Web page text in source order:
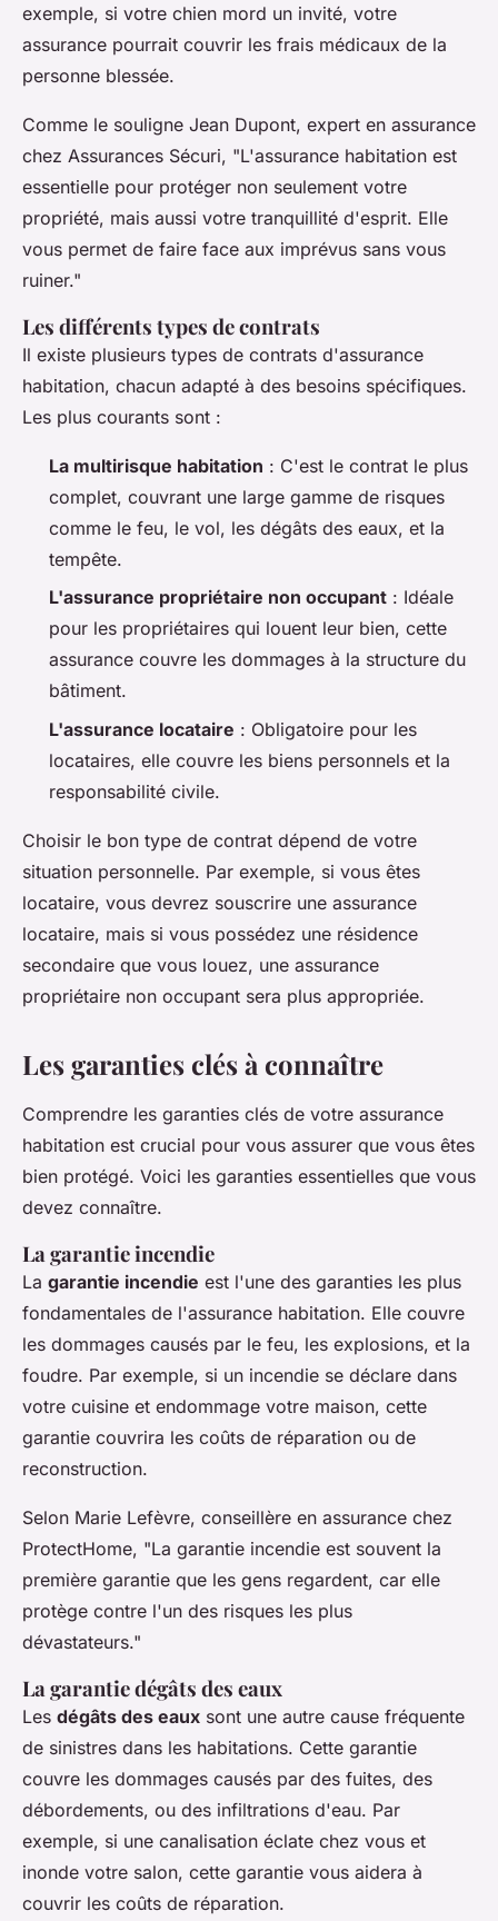
exemple, si votre chien mord un invité, votre
assurance pourrait couvrir les frais médicaux de la
personne blessée.
Comme le souligne Jean Dupont, expert en assurance
chez Assurances Sécuri, "L'assurance habitation est
essentielle pour protéger non seulement votre
propriété, mais aussi votre tranquillité d'esprit. Elle
vous permet de faire face aux imprévus sans vous
ruiner."
Les différents types de contrats
Il existe plusieurs types de contrats d'assurance
habitation, chacun adapté à des besoins spécifiques.
Les plus courants sont :
La multirisque habitation : C'est le contrat le plus
complet, couvrant une large gamme de risques
comme le feu, le vol, les dégâts des eaux, et la
tempête.
L'assurance propriétaire non occupant : Idéale
pour les propriétaires qui louent leur bien, cette
assurance couvre les dommages à la structure du
bâtiment.
L'assurance locataire : Obligatoire pour les
locataires, elle couvre les biens personnels et la
responsabilité civile.
Choisir le bon type de contrat dépend de votre
situation personnelle. Par exemple, si vous êtes
locataire, vous devrez souscrire une assurance
locataire, mais si vous possédez une résidence
secondaire que vous louez, une assurance
propriétaire non occupant sera plus appropriée.
Les garanties clés à connaître
Comprendre les garanties clés de votre assurance
habitation est crucial pour vous assurer que vous êtes
bien protégé. Voici les garanties essentielles que vous
devez connaître.
La garantie incendie
La garantie incendie est l'une des garanties les plus
fondamentales de l'assurance habitation. Elle couvre
les dommages causés par le feu, les explosions, et la
foudre. Par exemple, si un incendie se déclare dans
votre cuisine et endommage votre maison, cette
garantie couvrira les coûts de réparation ou de
reconstruction.
Selon Marie Lefèvre, conseillère en assurance chez
ProtectHome, "La garantie incendie est souvent la
première garantie que les gens regardent, car elle
protège contre l'un des risques les plus
dévastateurs."
La garantie dégâts des eaux
Les dégâts des eaux sont une autre cause fréquente
de sinistres dans les habitations. Cette garantie
couvre les dommages causés par des fuites, des
débordements, ou des infiltrations d'eau. Par
exemple, si une canalisation éclate chez vous et
inonde votre salon, cette garantie vous aidera à
couvrir les coûts de réparation.